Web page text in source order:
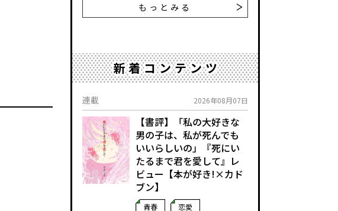
もっとみる
新着コンテンツ
連載 2026年08月07日
【書評】「私の大好きな
男の子は、私が死んでも
いいらしいの」――『死にい
たるまで君を愛して』レ
ビュー【本が好き!×カド
ブン】
青春 恋愛